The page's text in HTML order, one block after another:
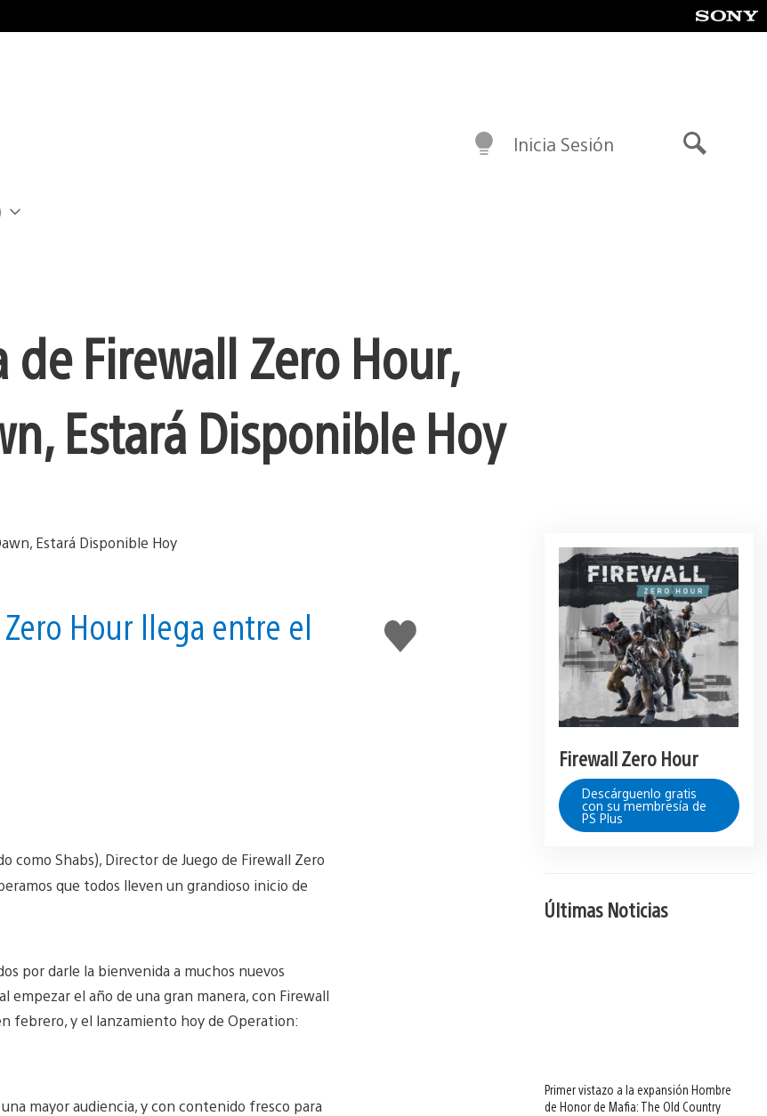
Inicia Sesión
de Firewall Zero Hour,
Estará Disponible Hoy
Me
gusta
Hour llega entre el
como Shabs), Director de Juego de Firewall Zero
que todos lleven un grandioso inicio de
por darle la bienvenida a muchos nuevos
empezar el año de una gran manera, con Firewall
febrero, y el lanzamiento hoy de Operation:
mayor audiencia, y con contenido fresco para
Firewall Zero Hour
Descárguenlo gratis
con su membresía de
PS Plus
Últimas Noticias
Primer vistazo a la expansión Hombre
de Honor de Mafia: The Old Country